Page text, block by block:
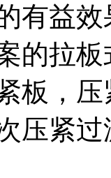
有益效
的拉板
板，
压紧